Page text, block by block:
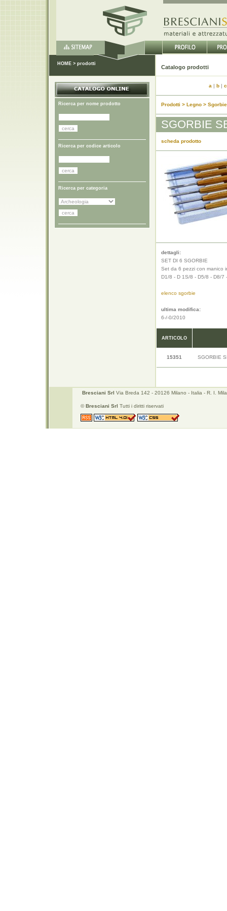
HOME > prodotti
Ricerca per nome prodotto
Ricerca per codice articolo
Ricerca per categoria
a | b| c
Prodotti > Legno >
SGORBIE
scheda prodotto
dettagli:
SET DI 6 SGORBIE
Set da 6 pezzi con manico
D1/8 - D 1S/8 - D5/8 - D8/7
elenco sgorbie
ultima modifica:
6-/-0/2010
ARTICOLO
15351 SGORBIE
Bresciani Srl Via Breda 142 - 20126 Milano - Italia - R. I.
©Bresciani Srl Tutti i diritti riservati